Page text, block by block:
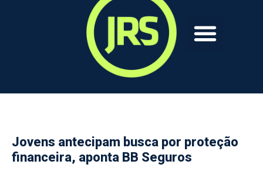
Jovens antecipam busca por proteção
financeira, aponta BB Seguros